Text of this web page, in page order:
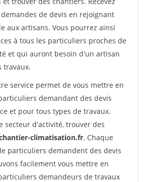
de devis en rejoignant
aux artisans. Vous pourrez ainsi
à tous les particuliers proches de
et qui auront besoin d'un artisan
travaux.
service permet de vous mettre en
demandant des devis
et pour tous types de travaux.
secteur d'activité, trouver des
climatisation.fr. Chaque
particuliers demandent des devis
facilement vous mettre en
demandeurs de travaux